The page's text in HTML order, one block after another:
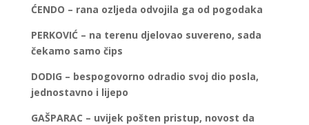
ĆENDO – rana ozljeda odvojila ga od pogodaka
PERKOVIĆ – na terenu djelovao suvereno, sada
čekamo samo čips
DODIG – bespogovorno odradio svoj dio posla,
jednostavno i lijepo
GAŠPARAC – uvijek pošten pristup, novost da